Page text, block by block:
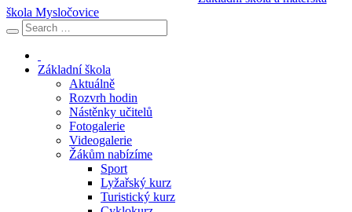
škola Mysločovice
Základní škola
Aktuálně
Rozvrh hodin
Nástěnky učitelů
Fotogalerie
Videogalerie
Žákům nabízíme
Sport
Lyžařský kurz
Turistický kurz